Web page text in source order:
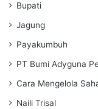
Bupati
Jagung
Payakumbuh
PT Bumi Adyguna
Cara Mengelola
Naili Trisal